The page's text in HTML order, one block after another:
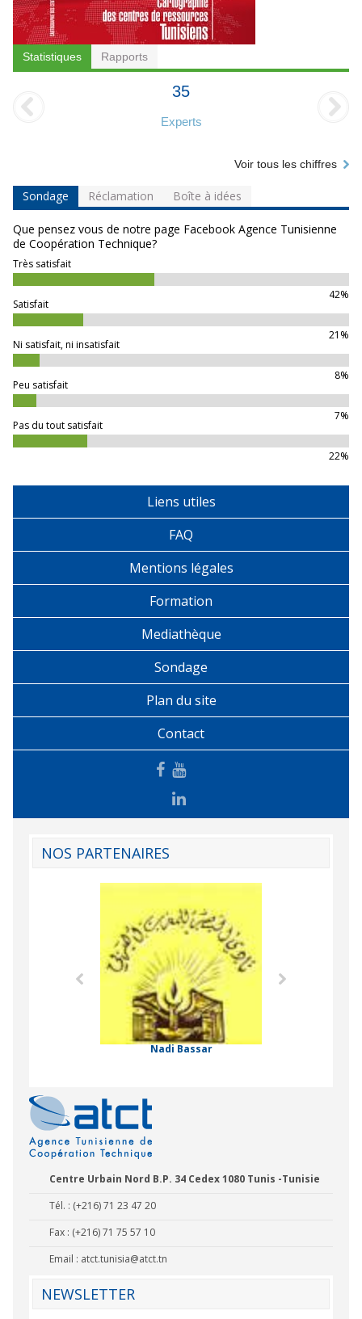
Statistiques Rapports
35
Experts
Voir tous les chiffres
Sondage Réclamation Boîte à idées
Que pensez vous de notre page Facebook Agence Tunisienne
de Coopération Technique?
Très satisfait
42%
Satisfait
21%
Ni satisfait, ni insatisfait
8%
Peu satisfait
7%
Pas du tout satisfait
22%
Liens utiles
FAQ
Mentions légales
Formation
Mediathèque
Sondage
Plan du site
Contact
NOS PARTENAIRES
Nadi Bassar
Centre Urbain Nord B.P. 34 Cedex 1080 Tunis -Tunisie
Tél. : (+216) 71 23 47 20
Fax : (+216) 71 75 57 10
Email : atct.tunisia@atct.tn
NEWSLETTER